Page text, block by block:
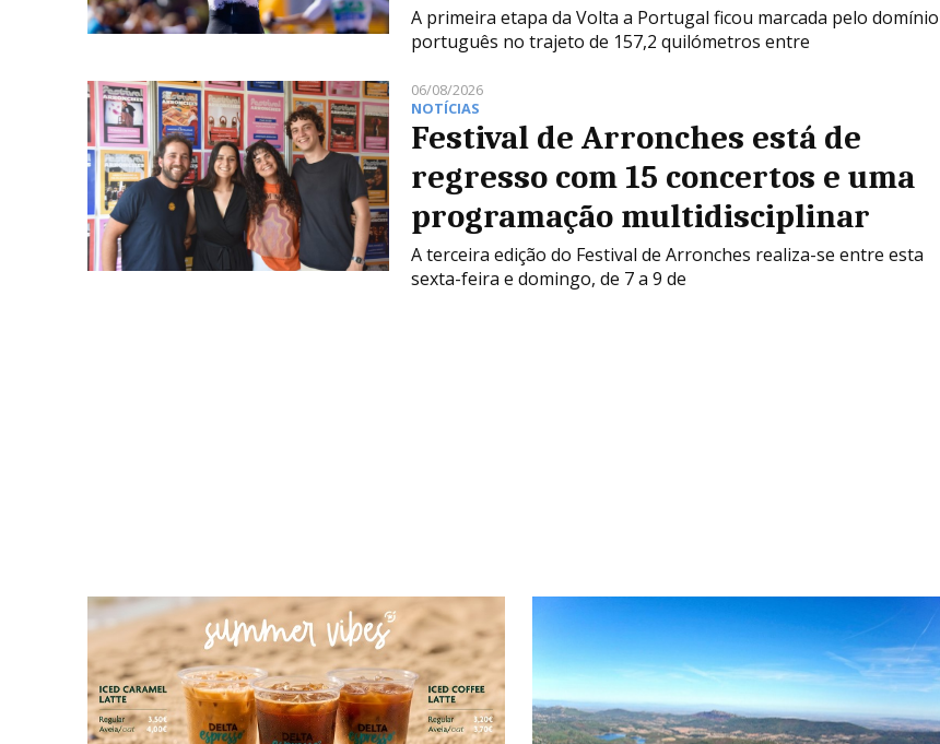
A primeira etapa da Volta a Portugal ficou marcada pelo domínio
português no trajeto de 157,2 quilómetros entre
06/08/2026
NOTÍCIAS
Festival de Arronches está de
regresso com 15 concertos e uma
programação multidisciplinar
A terceira edição do Festival de Arronches realiza-se entre esta
sexta-feira e domingo, de 7 a 9 de